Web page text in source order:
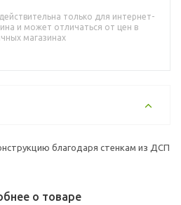
только для интернет-
и может отличаться от цен в
магазинах
благодаря стенкам из ДСП
о товаре